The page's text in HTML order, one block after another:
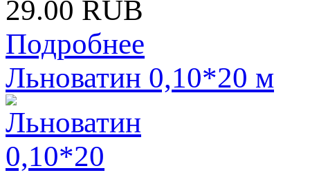
29.00 RUB
Подробнее
Льноватин 0,10*20 м